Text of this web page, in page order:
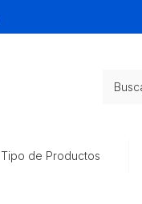
Tipo de Productos